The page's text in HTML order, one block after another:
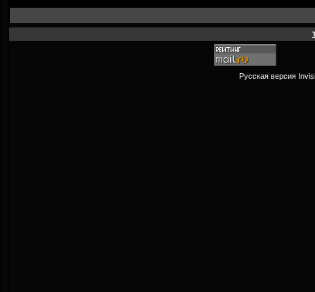
Русская версия